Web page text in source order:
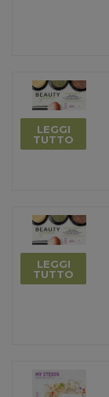
LEGGI
TUTTO
LEGGI
TUTTO